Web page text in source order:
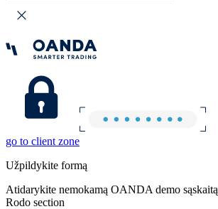
go to client zone
Užpildykite formą
Atidarykite nemokamą OANDA demo sąskaitą
Rodo section